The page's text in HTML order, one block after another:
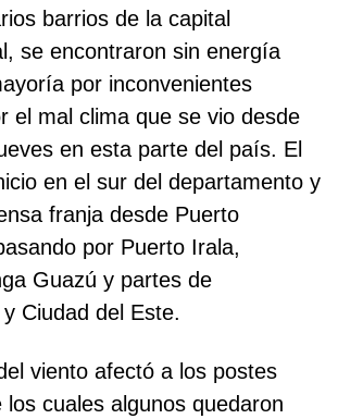
barrios de la capital
se encontraron sin energía
por inconvenientes
el mal clima que se vio desde
en esta parte del país. El
en el sur del departamento y
franja desde Puerto
por Puerto Irala,
Guazú y partes de
Ciudad del Este.
viento afectó a los postes
los cuales algunos quedaron